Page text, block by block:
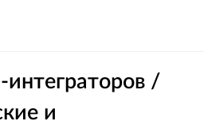
интеграторов /
и